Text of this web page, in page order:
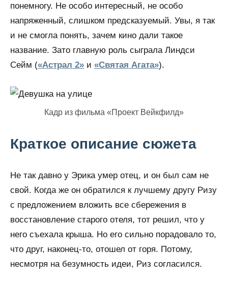
понемногу. Не особо интересный, не особо
напряженный, слишком предсказуемый. Увы, я так
и не смогла понять, зачем кино дали такое
название. Зато главную роль сыграла Линдси
Сейм («Астрал 2» и «Святая Агата»).
Кадр из фильма «Проект Вейкфилд»
Краткое описание сюжета
Не так давно у Эрика умер отец, и он был сам не
свой. Когда же он обратился к лучшему другу Ризу
с предложением вложить все сбережения в
восстановление старого отеля, тот решил, что у
него съехала крыша. Но его сильно порадовало то,
что друг, наконец-то, отошел от горя. Потому,
несмотря на безумность идеи, Риз согласился.